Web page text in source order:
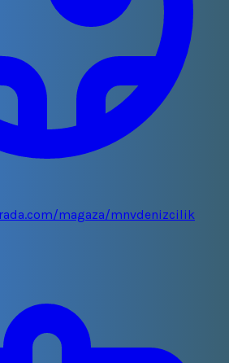
magaza/mnvdenizcilik